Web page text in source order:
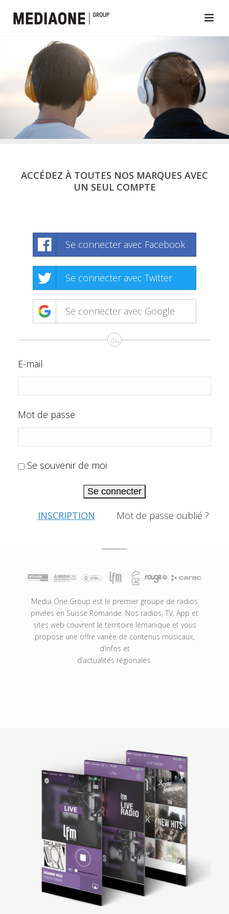
ACCÉDEZ À TOUTES NOS MARQUES AVEC
UN SEUL COMPTE
Se connecter avec Facebook
Se connecter avec Twitter
Se connecter avec Google
ou
E-mail
Mot de passe
Se souvenir de moi
Se connecter
INSCRIPTION Mot de passe oublié ?
Media One Group est le premier groupe de radios
privées en Suisse Romande. Nos radios, TV, App et
sites web couvrent le territoire lémanique et vous
propose une offre variée de contenus musicaux,
d’infos et
d’actualités régionales.